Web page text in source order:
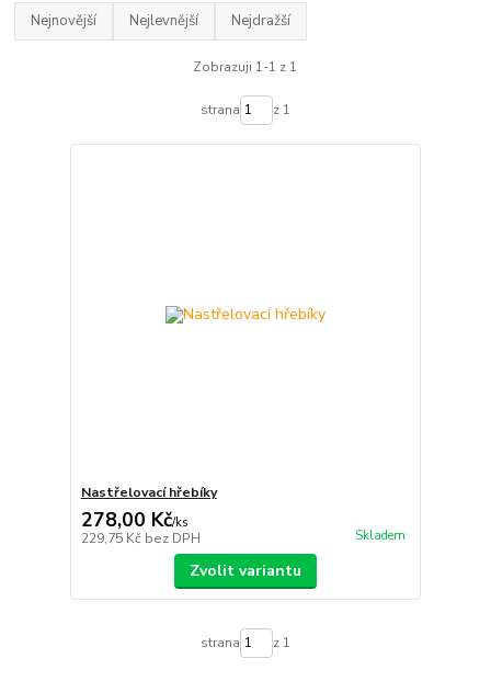
Nejnovější Nejlevnější Nejdražší
Zobrazuji 1-1 z 1
strana z 1
Nastřelovací hřebíky
278,00 Kč/ks
229,75 Kč bez DPH Skladem
Zvolit variantu
strana z 1